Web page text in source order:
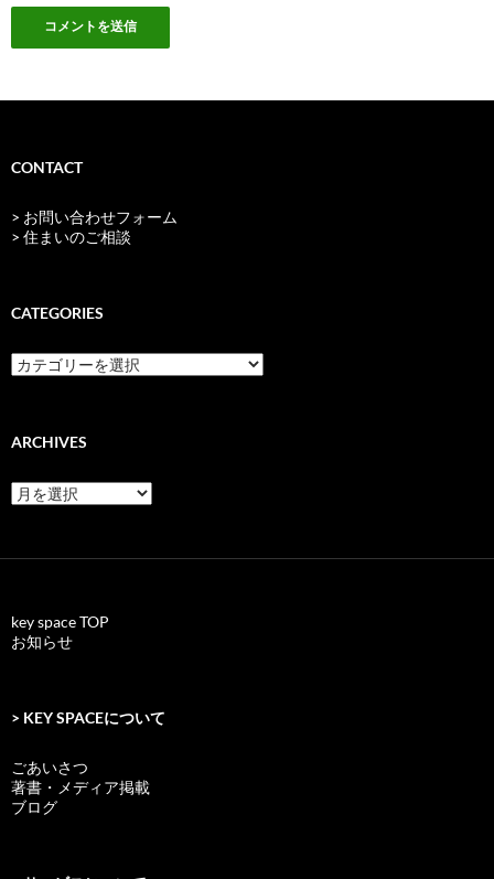
CONTACT
> お問い合わせフォーム
> 住まいのご相談
CATEGORIES
categories
ARCHIVES
archives
key space TOP
お知らせ
> KEY SPACEについて
ごあいさつ
著書・メディア掲載
ブログ